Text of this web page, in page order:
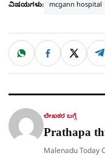
ವಿಷಯಗಳು: mcgann hospital
ಹಂಚಿಕೊಳ್ಳಿ
W
a
t
p
F
c
e
k
X T
l
e
m
ಲೇಖಕರ ಬಗ್ಗೆ
Prathapa
Malenadu Today